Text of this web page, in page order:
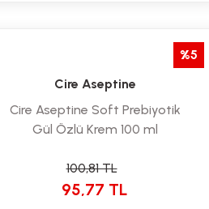
%5
Cire Aseptine
Cire Aseptine Soft Prebiyotik
Gül Özlü Krem 100 ml
100,81 TL
95,77 TL